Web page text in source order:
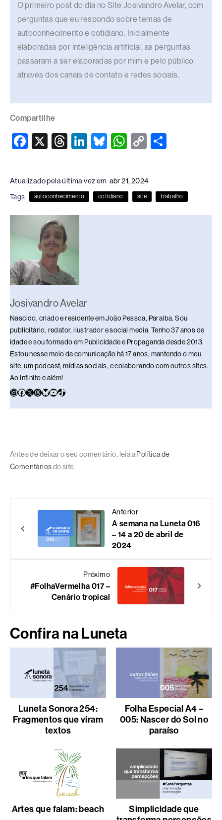
O primeiro post do dia no Site Josivandro Avelar, com
perguntas que eu respondo sobre temas de
autoconhecimento e cotidiano. Inicialmente
elaboradas por inteligência artificial, as perguntas
passaram a ser elaboradas por mim e pelo público
através dos canais de contato e redes sociais.
Compartilhe
F
e
b
o
o
X
T
a
d
s
Li
e
dI
n
Bl
sk
y
W
s
A
p
C
y
Li
n
e
Atualizado pela última vez em abr 21, 2024
Tags autoconhecimento cotidiano site trabalho
Josivandro Avelar
Nascido, criado e residente em João Pessoa, Paraíba. Sou
publicitário, redator, ilustrador e social media. Tenho 37 anos de
idade e sou formado em Publicidade e Propaganda desde 2013.
Estou nesse meio da comunicação há 17 anos, mantendo o meu
site, um podcast, mídias sociais, e colaborando com outros sites.
Ao infinito e além!
Antes de deixar o seu comentário, leia aPolítica de
Comentáriosdo site.
Anterior
A semana na Luneta 016
– 14 a 20 de abril de
2024
Próximo
#FolhaVermelha 017 –
Cenário tropical
Confira na Luneta
Luneta Sonora 254:
Fragmentos que viram
textos
Folha Especial A4 –
005: Nascer do Sol no
paraíso
Artes que falam: beach
Simplicidade que